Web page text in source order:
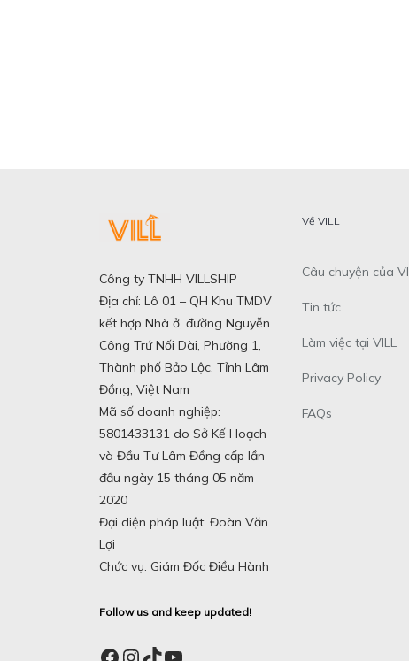
Công ty TNHH VILLSHIP
Địa chỉ: Lô 01 – QH Khu TMDV
kết hợp Nhà ở, đường Nguyễn
Công Trứ Nối Dài, Phường 1,
Thành phố Bảo Lộc, Tỉnh Lâm
Đồng, Việt Nam
Mã số doanh nghiệp:
5801433131 do Sở Kế Hoạch
và Đầu Tư Lâm Đồng cấp lần
đầu ngày 15 tháng 05 năm
2020
Đại diện pháp luật: Đoàn Văn
Lợi
Chức vụ: Giám Đốc Điều Hành
Follow us and keep updated!
Facebook
Instagram
TikTok
YouTube
Về VILL
Câu chuyện của
Tin tức
Làm việc tại VILL
Privacy Policy
FAQs